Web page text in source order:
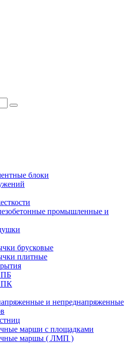
блоки
промышленные и
брусковые
плитные
ПК
и непреднапряженные
марши с площадками
маршы ( ЛМП )